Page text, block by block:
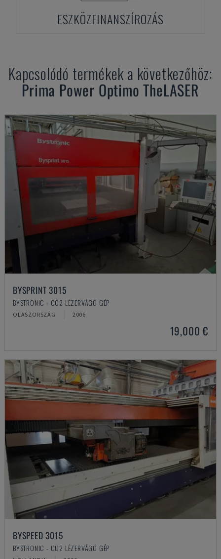
ESZKÖZFINANSZÍROZÁS
Kapcsolódó termékek a következőhöz:
Prima Power Optimo TheLASER
BYSPRINT 3015
BYSTRONIC - CO2 LÉZERVÁGÓ GÉP
OLASZORSZÁG 2006
19,000 €
BYSPEED 3015
BYSTRONIC - CO2 LÉZERVÁGÓ GÉP